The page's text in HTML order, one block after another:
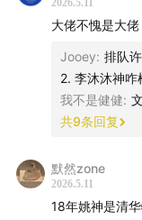
“AI个人英雄主
雄，有时候甚
“没有哪个老登
傻，就可以直
“现在大家都是
那个冲浪的人。”
2026.5.11
大佬不愧是大
Jooey: 排队
2. 李沐沐神咋
我不是健健:
共9条回复
默然zone
2026.5.11
18年姚神是清